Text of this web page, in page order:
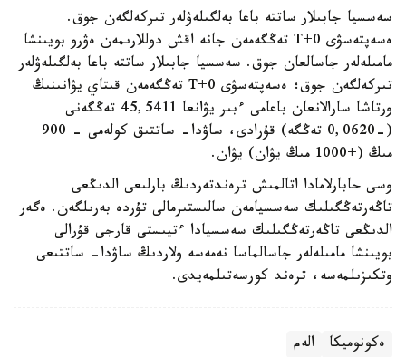
سەسسيا جابىلار ساتتە باعا بەلگىلەۋلەر تىركەلگەن جوق.
ەسەپتەسۋى T+0 تەڭگەمەن جانە اقش دوللارىمەن ەۋرو بويىنشا
مامىلەلەر جاسالعان جوق. سەسسيا جابىلار ساتتە باعا بەلگىلەۋلەر
تىركەلگەن جوق؛ ەسەپتەسۋى T+0 تەڭگەمەن قىتاي يۋانىنىڭ
ورتاشا سارالانعان باعامى ءبىر يۋانعا 45,5411 تەڭگەنى
(-0,0620 تەڭگە) قۇرادى، ساۋدا- ساتتىق كولەمى - 900
مىڭ (+1000 مىڭ يۋان) يۋان.
وسى حابارلامادا اتالمىش ترەندتەردىڭ بارلىعى الدىڭعى
تاڭەرتەڭگىلىك سەسسيامەن سالىستىرمالى تۇردە بەرىلگەن. ەگەر
الدىڭعى تاڭەرتەڭگىلىك سەسسيادا ءتيىستى قارجى قۇرالى
بويىنشا مامىلەلەر جاسالماسا نەمەسە ولاردىڭ ساۋدا- ساتتىعى
وتكىزىلمەسە، ترەند كورسەتىلمەيدى.
ەكونوميكا الەم